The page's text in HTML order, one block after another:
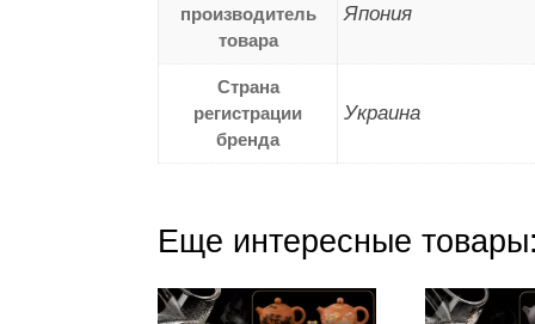
производитель
товара
Япония
Страна
регистрации
бренда
Украина
Еще интересные